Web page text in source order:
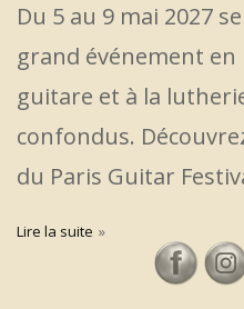
Du 5 au 9 mai 2027
grand événement en
guitare et à la
confondus.
du Paris Guitar
Lire la suite